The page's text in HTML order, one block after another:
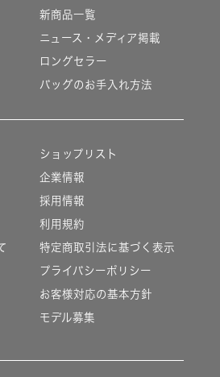
新商品一覧
ニュース・メディア掲載
ロングセラー
バッグのお手入れ方法
ショップリスト
企業情報
採用情報
利用規約
特定商取引法に基づく表示
プライバシーポリシー
お客様対応の基本方針
モデル募集